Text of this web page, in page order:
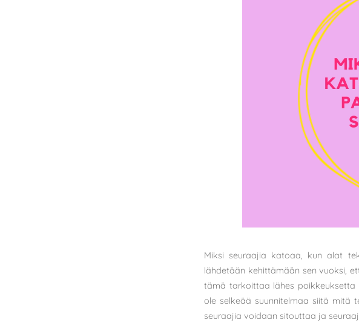
Miksi seuraajia katoaa, kun alat
lähdetään kehittämään sen vuoksi,
tämä tarkoittaa lähes poikkeuksetta
ole selkeää suunnitelmaa siitä mitä
seuraajia voidaan sitouttaa ja